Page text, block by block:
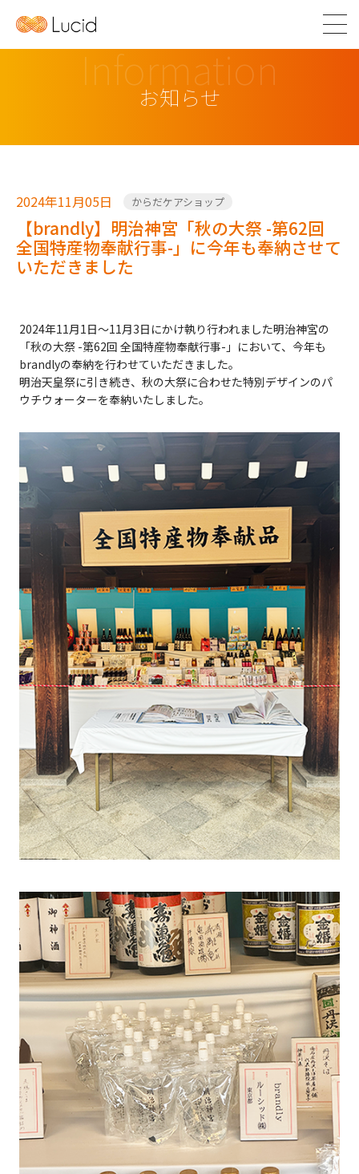
Information
お知らせ
2024年11月05日 からだケアショップ
【brandly】明治神宮「秋の大祭 -第62回
全国特産物奉献行事-」に今年も奉納させて
いただきました
2024年11月1日～11月3日にかけ執り行われました明治神宮の
「秋の大祭 -第62回 全国特産物奉献行事-」において、今年も
brandlyの奉納を行わせていただきました。
明治天皇祭に引き続き、秋の大祭に合わせた特別デザインのパ
ウチウォーターを奉納いたしました。